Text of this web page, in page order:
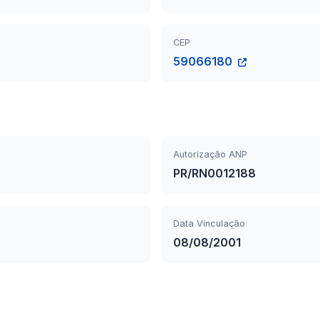
CEP
59066180
Autorização ANP
PR/RN0012188
Data Vinculação
08/08/2001